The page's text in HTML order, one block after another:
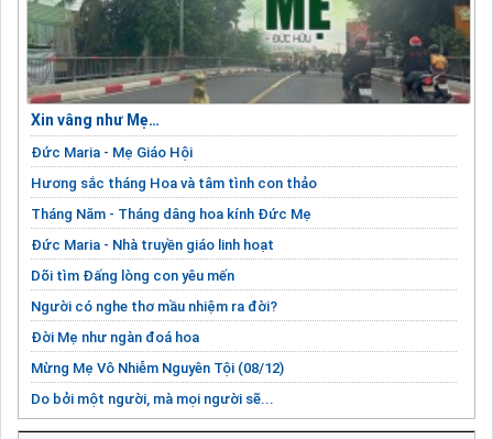
Xin vâng như Mẹ…
Đức Maria - Mẹ Giáo Hội
Hương sắc tháng Hoa và tâm tình con thảo
Tháng Năm - Tháng dâng hoa kính Đức Mẹ
Đức Maria - Nhà truyền giáo linh hoạt
Dõi tìm Đấng lòng con yêu mến
Người có nghe thơ mầu nhiệm ra đời?
Đời Mẹ như ngàn đoá hoa
Mừng Mẹ Vô Nhiễm Nguyên Tội (08/12)
Do bởi một người, mà mọi người sẽ...
Phải hiểu ơn "vô nhiễm nguyên tội" của Mẹ thế nào?